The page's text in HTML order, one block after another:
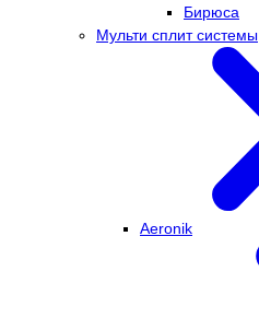
Бирюса
Мульти сплит системы
Aeronik